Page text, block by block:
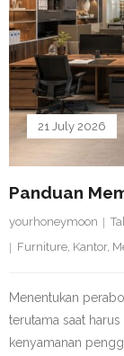
Panduan
21 July 2026
yourhoneymoon
Furniture Kantor,
Menentukan
terutama saat
kenyamanan